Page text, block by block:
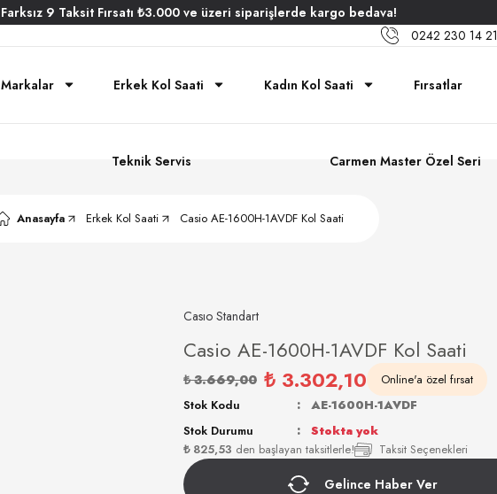
Farksız 9 Taksit Fırsatı ₺3.000 ve üzeri siparişlerde kargo bedava!
0242 230 14 21
Markalar Erkek Kol Saati Kadın Kol Saati Fırsatlar
Teknik Servis Carmen Master Özel Seri
Anasayfa Erkek Kol Saati Casio AE-1600H-1AVDF Kol Saati
Casıo Standart
Casio AE-1600H-1AVDF Kol Saati
₺ 3.669,00 ₺ 3.302,10 Online'a özel fırsat
₺ 825,53 den başlayan taksitlerle! Taksit Seçenekleri
Stok Kodu
AE-1600H-1AVDF
Stok Durumu
Stokta yok
Gelince Haber Ver